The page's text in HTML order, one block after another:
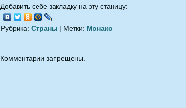
Добавить себе закладку на эту станицу:
Рубрика: Страны | Метки: Монако
Комментарии запрещены.